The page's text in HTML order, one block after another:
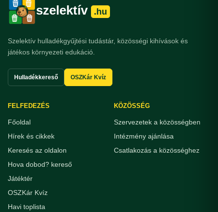
szelektív .hu
Szelektív hulladékgyűjtési tudástár, közösségi kihívások és
játékos környezeti edukáció.
Hulladékkereső OSZKár Kvíz
FELFEDEZÉS
Főoldal
Hírek és cikkek
Keresés az oldalon
Hova dobod? kereső
Játéktér
OSZKár Kvíz
Havi toplista
KÖZÖSSÉG
Szervezetek a közösségben
Intézmény ajánlása
Csatlakozás a közösséghez